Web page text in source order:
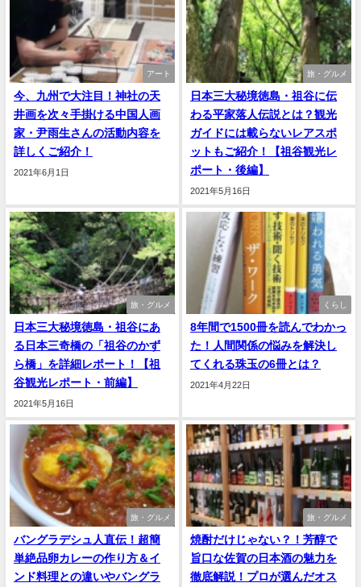
アート
今、九州で大注目！神社の天
井画を次々手掛ける中国人画
家・尹雨生さんの活動内容を
詳しくご紹介！
2021年6月1日
旅・グルメ
日本三大秘境徳島・祖谷に伝
わる平家落人伝説とは？観光
ガイドには載らないレアスポ
ットもご紹介！【祖谷観光レ
ポート・後編】
2021年5月16日
旅・グルメ
日本三大秘境徳島・祖谷にあ
る日本三奇橋の「祖谷のかず
ら橋」を詳細レポート！【祖
谷観光レポート・前編】
2021年5月16日
くらし
8年間で1500冊を読んでわかっ
た！人間関係の悩みを解決し
てくれる珠玉の6冊とは？
2021年4月22日
旅・グルメ
バングラデシュ人直伝！超簡
単絶品卵カレーの作り方＆イ
ンド料理との違いやバングラ
旅・グルメ
焼酎だけじゃない？！芳醇で
旨口な佐賀の日本酒の魅力を
徹底解説！プロが選んだオス